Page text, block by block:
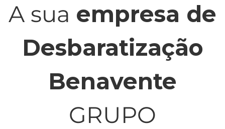
A sua empresa de
Desbaratização
Benavente
GRUPO